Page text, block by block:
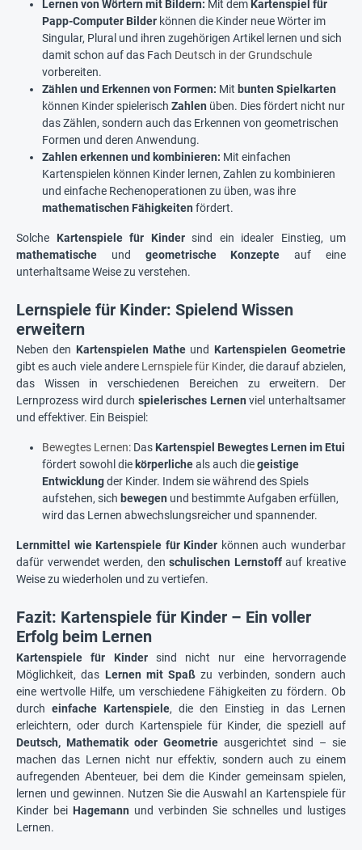
Lernen von Wörtern mit Bildern: Mit dem Kartenspiel für
Papp-Computer Bilder können die Kinder neue Wörter im
Singular, Plural und ihren zugehörigen Artikel lernen und sich
damit schon auf das Fach Deutsch in der Grundschule
vorbereiten.
Zählen und Erkennen von Formen: Mit bunten Spielkarten
können Kinder spielerisch Zahlen üben. Dies fördert nicht nur
das Zählen, sondern auch das Erkennen von geometrischen
Formen und deren Anwendung.
Zahlen erkennen und kombinieren: Mit einfachen
Kartenspielen können Kinder lernen, Zahlen zu kombinieren
und einfache Rechenoperationen zu üben, was ihre
mathematischen Fähigkeiten fördert.
Solche Kartenspiele für Kindersind ein idealer Einstieg, um
mathematische und geometrische Konzepte auf eine
unterhaltsame Weise zu verstehen.
Lernspiele für Kinder: Spielend Wissen
erweitern
Neben den Kartenspielen Mathe und Kartenspielen Geometrie
gibt es auch viele andere Lernspiele für Kinder, die darauf abzielen,
das Wissen in verschiedenen Bereichen zu erweitern. Der
Lernprozess wird durch spielerisches Lernen viel unterhaltsamer
und effektiver. Ein Beispiel:
Bewegtes Lernen: Das Kartenspiel Bewegtes Lernen im Etui
fördert sowohl die körperlicheals auch diegeistige
Entwicklungder Kinder. Indem sie während des Spiels
aufstehen, sich bewegen und bestimmte Aufgaben erfüllen,
wird das Lernen abwechslungsreicher und spannender.
Lernmittel wie Kartenspiele für Kinder können auch wunderbar
dafür verwendet werden, denschulischen Lernstoffauf kreative
Weise zu wiederholen und zu vertiefen.
Fazit: Kartenspiele für Kinder – Ein voller
Erfolg beim Lernen
Kartenspiele für Kindersind nicht nur eine hervorragende
Möglichkeit, das Lernen mit Spaß zu verbinden, sondern auch
eine wertvolle Hilfe, um verschiedene Fähigkeiten zu fördern. Ob
durch einfache Kartenspiele, die den Einstieg in das Lernen
erleichtern, oder durch Kartenspiele für Kinder, die speziell auf
Deutsch, Mathematik oder Geometrie ausgerichtet sind – sie
machen das Lernen nicht nur effektiv, sondern auch zu einem
aufregenden Abenteuer, bei dem die Kinder gemeinsam spielen,
lernen und gewinnen. Nutzen Sie die Auswahl an Kartenspiele für
Kinder bei Hagemann und verbinden Sie schnelles und lustiges
Lernen.